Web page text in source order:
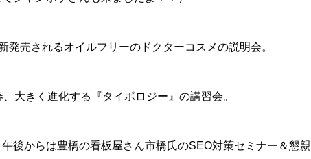
発売されるオイルフリーのドクターコスメの説明会。
大きく進化する『タイポロジー』の講習会。
後からは豊橋の看板屋さん市橋氏のSEO対策セミナー＆懇親